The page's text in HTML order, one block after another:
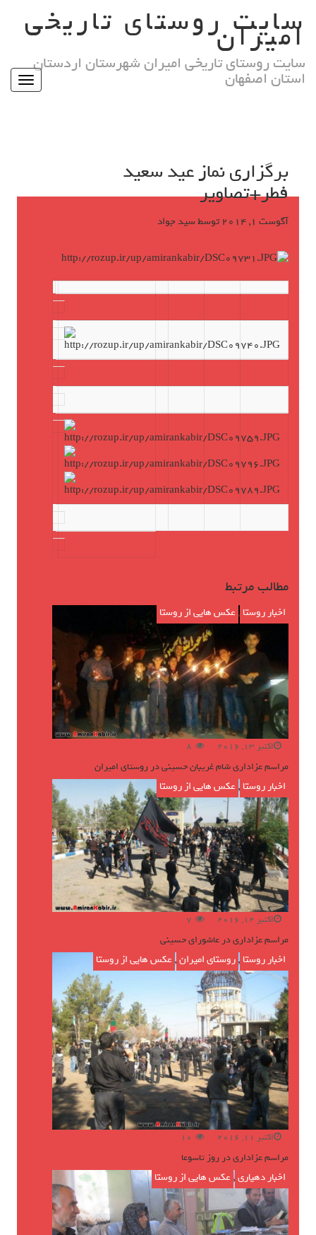
contentسایت روستای تاریخی
امیران
سایت روستای تاریخی امیران شهرستان اردستان
استان اصفهان Toggle
برگزاری نماز عید سعید
فطر+تصاویر
آگوست 1, 2014 توسطسید جواد
مطالب مرتبط
اخبار روستا ,عکس هایی از روستا
اکتبر 13, 2016 8
مراسم عزاداری شام غریبان حسینی در روستای امیران
اخبار روستا ,عکس هایی از روستا
اکتبر 12, 2016 7
مراسم عزاداری در عاشورای حسینی
اخبار روستا ,روستای امیران,عکس هایی از روستا
اکتبر 11, 2016 10
مراسم عزاداری در روز تاسوعا
اخبار دهیاری,عکس هایی از روستا